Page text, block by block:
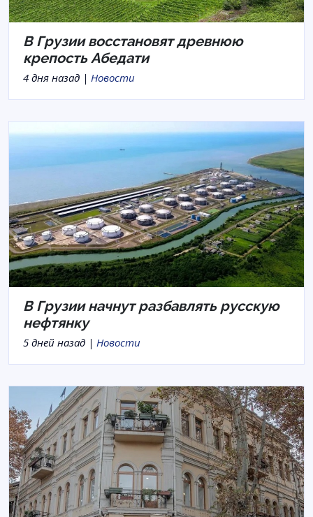
В Грузии восстановят древнюю
крепость Абедати
4 дня назад | Новости
В Грузии начнут разбавлять русскую
нефтянку
5 дней назад | Новости